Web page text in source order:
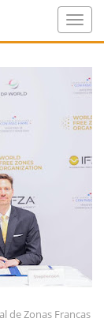
de Zonas Francas